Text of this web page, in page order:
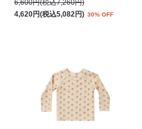
6,600円(税込7,260円)
4,620円(税込5,082円) 30% OFF